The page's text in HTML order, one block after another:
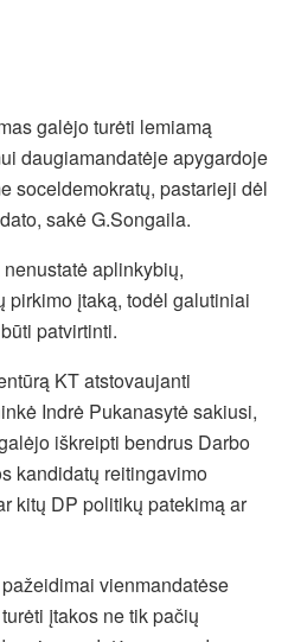
galėjo turėti lemiamą
daugiamandatėje apygardoje
soceldemokratų, pastarieji dėl
sakė G.Songaila.
aplinkybių,
įtaką, todėl galutiniai
patvirtinti.
KT atstovaujanti
Indrė Pukanasytė sakiusi,
iškreipti bendrus Darbo
kandidatų reitingavimo
kitų DP politikų patekimą ar
vienmandatėse
įtakos ne tik pačių